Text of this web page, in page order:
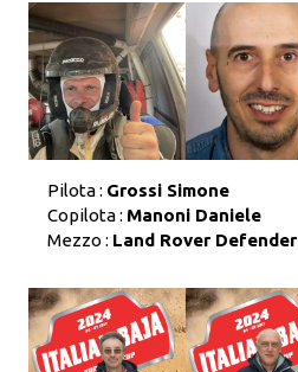
Pilota : Grossi Simone
Copilota : Manoni Daniele
Mezzo : Land Rover Defender